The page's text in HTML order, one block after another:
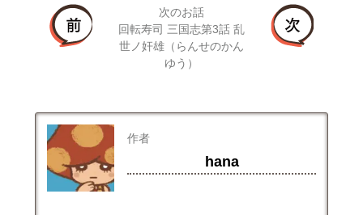
次のお話
回転寿司 三国志第3話 乱
世ノ奸雄（らんせのかん
ゆう）
作者
hana